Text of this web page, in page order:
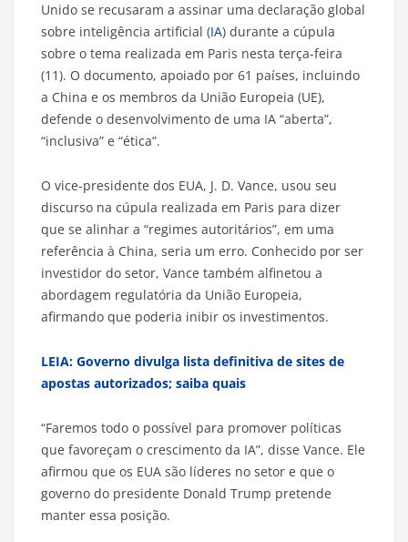
Unido se recusaram a assinar uma declaração global
sobre inteligência artificial (IA) durante a cúpula
sobre o tema realizada em Paris nesta terça-feira
(11). O documento, apoiado por 61 países, incluindo
a China e os membros da União Europeia (UE),
defende o desenvolvimento de uma IA “aberta”,
“inclusiva” e “ética”.
O vice-presidente dos EUA, J. D. Vance, usou seu
discurso na cúpula realizada em Paris para dizer
que se alinhar a “regimes autoritários”, em uma
referência à China, seria um erro. Conhecido por ser
investidor do setor, Vance também alfinetou a
abordagem regulatória da União Europeia,
afirmando que poderia inibir os investimentos.
LEIA: Governo divulga lista definitiva de sites de
apostas autorizados; saiba quais
“Faremos todo o possível para promover políticas
que favoreçam o crescimento da IA”, disse Vance. Ele
afirmou que os EUA são líderes no setor e que o
governo do presidente Donald Trump pretende
manter essa posição.